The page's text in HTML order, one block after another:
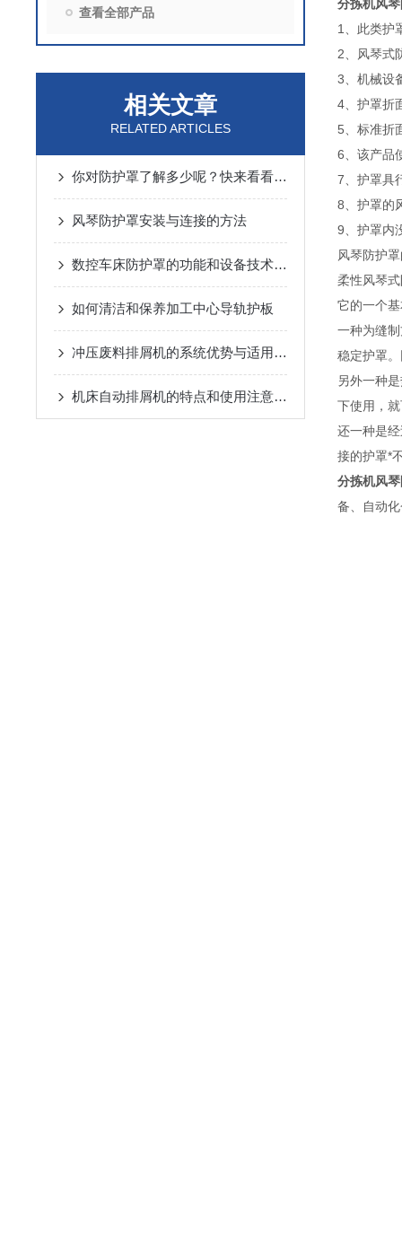
查看全部产品
相关文章
RELATED ARTICLES
你对防护罩了解多少呢？快来看看吧！
风琴防护罩安装与连接的方法
数控车床防护罩的功能和设备技术要求是什么
如何清洁和保养加工中心导轨护板
冲压废料排屑机的系统优势与适用范围说明
机床自动排屑机的特点和使用注意事项
分拣机风
1、此类护
2、风琴式
3、机械设
4、护罩折
5、标准折
6、该产品
7、护罩具
8、护罩的
9、护罩内
风琴防护
柔性风琴
它的一个
一种为缝
稳定护罩
另外一种
下使用，
还一种是
接的护罩*
分拣机风
备、自动